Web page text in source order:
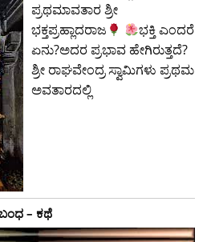
ಪ್ರಥಮಾವತಾರ ಶ್ರೀ
ಭಕ್ತಪ್ರಹ್ಲಾದರಾಜ
ಭಕ್ತಿ ಎಂದರೆ
ಏನು?ಅದರ ಪ್ರಭಾವ ಹೇಗಿರುತ್ತದೆ?
ಶ್ರೀ ರಾಘವೇಂದ್ರ ಸ್ವಾಮಿಗಳು ಪ್ರಥಮ
ಅವತಾರದಲ್ಲಿ
– ಕಥೆ